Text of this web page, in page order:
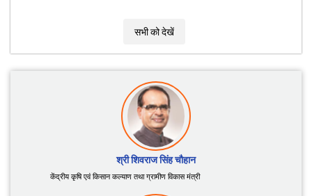
नवीनतम अद्यतन
भाकृअनुप-वीपीकेएएस, अल्मोड़ा में आईएएस प्रशिक्षु अधिकारियों हेतु 'पर्वतीय कृषि एवं
संस्थागत नवाचार' विषयक एक दिवसीय उन्मुखीकरण कार्यक्रम का आयोजन
सभी को देखें